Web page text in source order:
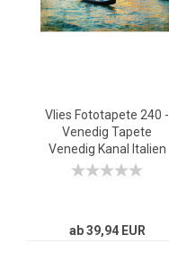
Vlies Fototapete 240 -
Venedig Tapete
Venedig Kanal Italien
Boot Wasser grau
ab 39,94 EUR